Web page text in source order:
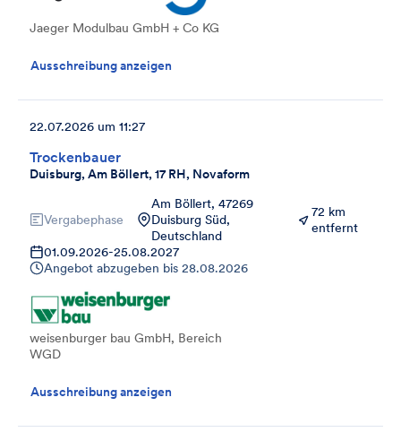
Jaeger Modulbau GmbH + Co KG
Ausschreibung anzeigen
Trockenbauer
Duisburg, Am Böllert, 17 RH, Novaform
22.07.2026 um 11:27
Vergabephase
Am Böllert, 47269
Duisburg Süd,
Deutschland
72 km
entfernt
01.09.2026-25.08.2027
Angebot abzugeben bis 28.08.2026
weisenburger bau GmbH, Bereich
WGD
Ausschreibung anzeigen